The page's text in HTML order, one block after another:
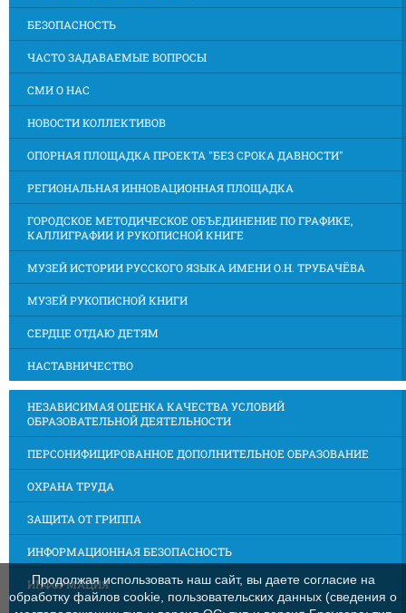
БЕЗОПАСНОСТЬ
ЧАСТО ЗАДАВАЕМЫЕ ВОПРОСЫ
СМИ О НАС
НОВОСТИ КОЛЛЕКТИВОВ
ОПОРНАЯ ПЛОЩАДКА ПРОЕКТА "БЕЗ СРОКА ДАВНОСТИ"
РЕГИОНАЛЬНАЯ ИННОВАЦИОННАЯ ПЛОЩАДКА
ГОРОДСКОЕ МЕТОДИЧЕСКОЕ ОБЪЕДИНЕНИЕ ПО ГРАФИКЕ,
КАЛЛИГРАФИИ И РУКОПИСНОЙ КНИГЕ
МУЗЕЙ ИСТОРИИ РУССКОГО ЯЗЫКА ИМЕНИ О.Н. ТРУБАЧЁВА
МУЗЕЙ РУКОПИСНОЙ КНИГИ
СЕРДЦЕ ОТДАЮ ДЕТЯМ
НАСТАВНИЧЕСТВО
НЕЗАВИСИМАЯ ОЦЕНКА КАЧЕСТВА УСЛОВИЙ
ОБРАЗОВАТЕЛЬНОЙ ДЕЯТЕЛЬНОСТИ
ПЕРСОНИФИЦИРОВАННОЕ ДОПОЛНИТЕЛЬНОЕ ОБРАЗОВАНИЕ
ОХРАНА ТРУДА
ЗАЩИТА ОТ ГРИППА
ИНФОРМАЦИОННАЯ БЕЗОПАСНОСТЬ
ИНФОРМАЦИЯ
Продолжая использовать наш сайт, вы даете согласие на
обработку файлов cookie, пользовательских данных (сведения о